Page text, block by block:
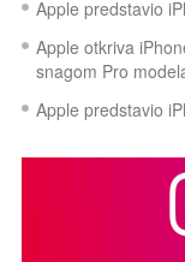
Apple predstavio
Apple otkriva
snagom Pro
Apple predstavio